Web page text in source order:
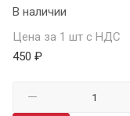
В наличии
Цена за 1 шт с НДС
450 ₽